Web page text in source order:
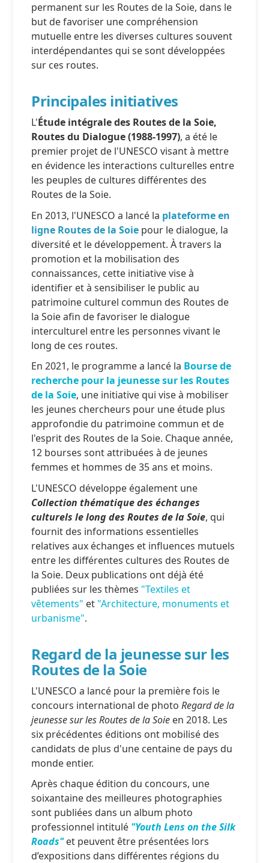
permanent sur les Routes de la Soie, dans le
but de favoriser une compréhension
mutuelle entre les diverses cultures souvent
interdépendantes qui se sont développées
sur ces routes.
Principales initiatives
L'Étude intégrale des Routes de la Soie,
Routes du Dialogue (1988-1997), a été le
premier projet de l'UNESCO visant à mettre
en évidence les interactions culturelles entre
les peuples de cultures différentes des
Routes de la Soie.
En 2013, l'UNESCO a lancé la plateforme en
ligne Routes de la Soie pour le dialogue, la
diversité et le développement. À travers la
promotion et la mobilisation des
connaissances, cette initiative vise à
identifier et à sensibiliser le public au
patrimoine culturel commun des Routes de
la Soie afin de favoriser le dialogue
interculturel entre les personnes vivant le
long de ces routes.
En 2021, le programme a lancé la Bourse de
recherche pour la jeunesse sur les Routes
de la Soie, une initiative qui vise à mobiliser
les jeunes chercheurs pour une étude plus
approfondie du patrimoine commun et de
l'esprit des Routes de la Soie. Chaque année,
12 bourses sont attribuées à de jeunes
femmes et hommes de 35 ans et moins.
L'UNESCO développe également une
Collection thématique des échanges
culturels le long des Routes de la Soie, qui
fournit des informations essentielles
relatives aux échanges et influences mutuels
entre les différentes cultures des Routes de
la Soie. Deux publications ont déjà été
publiées sur les thèmes "Textiles et
vêtements" et "Architecture, monuments et
urbanisme".
Regard de la jeunesse sur les
Routes de la Soie
L'UNESCO a lancé pour la première fois le
concours international de photoRegard de la
jeunesse sur les Routes de la Soie en 2018. Les
six précédentes éditions ont mobilisé des
candidats de plus d'une centaine de pays du
monde entier.
Après chaque édition du concours, une
soixantaine des meilleures photographies
sont publiées dans un album photo
professionnel intitulé "Youth Lens on the Silk
Roads"et peuvent être présentées lors
d’expositions dans différentes régions du